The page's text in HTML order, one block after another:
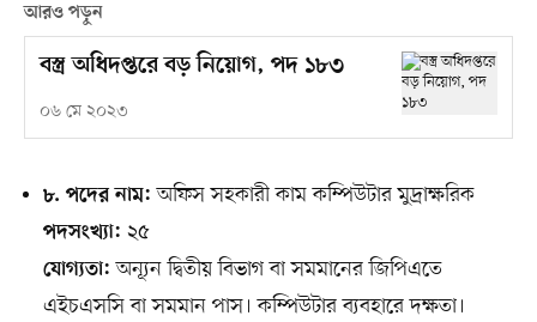
আরও পড়ুন
বস্ত্র অধিদপ্তরে বড় নিয়োগ, পদ ১৮৩
০৬ মে ২০২৩
৮. পদের নাম: অফিস সহকারী কাম কম্পিউটার মুদ্রাক্ষরিক
পদসংখ্যা: ২৫
যোগ্যতা: অন্যূন দ্বিতীয় বিভাগ বা সমমানের জিপিএতে
এইচএসসি বা সমমান পাস। কম্পিউটার ব্যবহারে দক্ষতা।